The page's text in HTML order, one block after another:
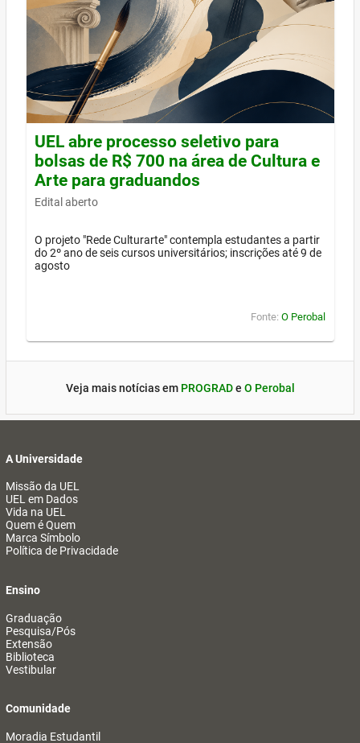
UEL abre processo seletivo para
bolsas de R$ 700 na área de Cultura e
Arte para graduandos
Edital aberto
O projeto "Rede Culturarte" contempla estudantes a partir
do 2º ano de seis cursos universitários; inscrições até 9 de
agosto
Fonte: O Perobal
Veja mais notícias em PROGRADe O Perobal
A Universidade
Missão da UEL
UEL em Dados
Vida na UEL
Quem é Quem
Marca Símbolo
Política de Privacidade
Ensino
Graduação
Pesquisa/Pós
Extensão
Biblioteca
Vestibular
Comunidade
Moradia Estudantil